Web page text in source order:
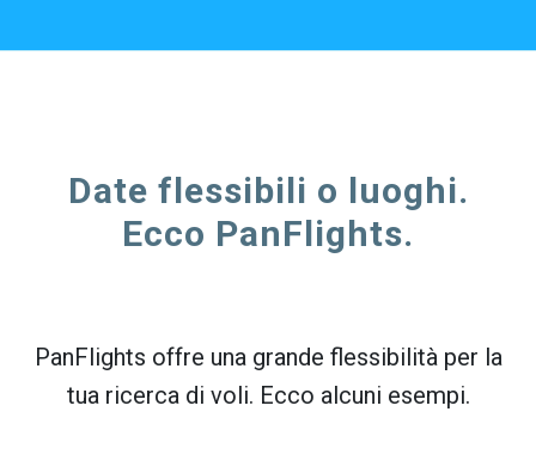
Date flessibili o luoghi.
Ecco PanFlights.
PanFlights offre una grande flessibilità per la
tua ricerca di voli. Ecco alcuni esempi.